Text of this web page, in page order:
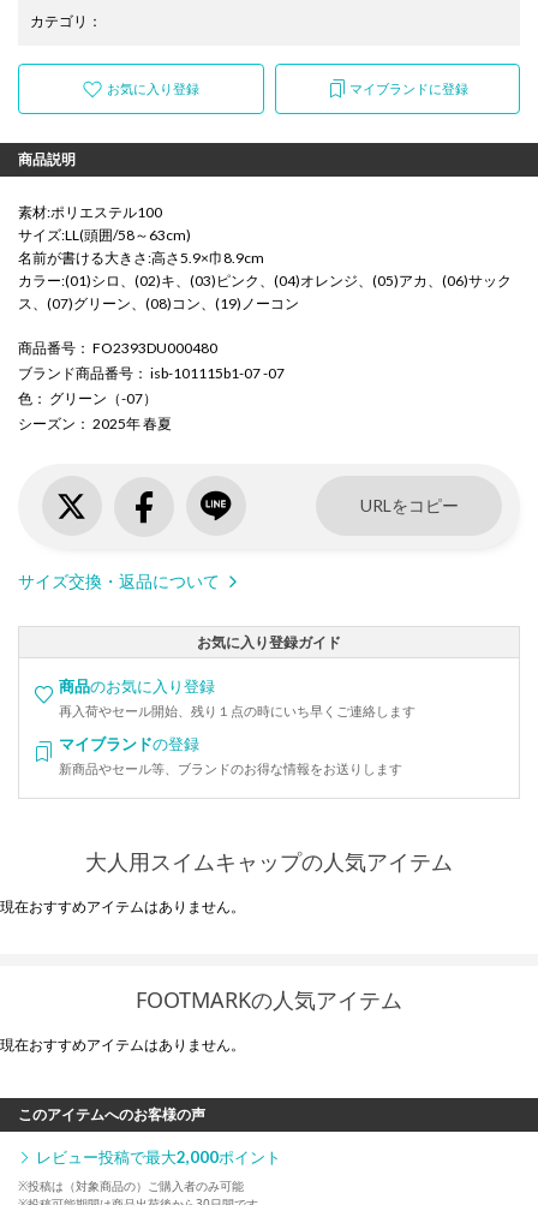
カテゴリ ：
お気に入り登録 マイブランドに登録
商品説明
素材:ポリエステル100
サイズ:LL(頭囲/58～63cm)
名前が書ける大きさ:高さ5.9×巾8.9cm
カラー:(01)シロ、(02)キ、(03)ピンク、(04)オレンジ、(05)アカ、(06)サック
ス、(07)グリーン、(08)コン、(19)ノーコン
商品番号 ： FO2393DU000480
ブランド商品番号 ： isb-101115b1-07 -07
色 ： グリーン（-07）
シーズン ： 2025年 春夏
URLをコピー
サイズ交換・返品について
お気に入り登録ガイド
商品のお気に入り登録
再入荷やセール開始、残り１点の時にいち早くご連絡します
マイブランドの登録
新商品やセール等、ブランドのお得な情報をお送りします
大人用スイムキャップの人気アイテム
現在おすすめアイテムはありません。
FOOTMARKの人気アイテム
現在おすすめアイテムはありません。
このアイテムへのお客様の声
レビュー投稿で最大2,000ポイント
※投稿は（対象商品の）ご購入者のみ可能